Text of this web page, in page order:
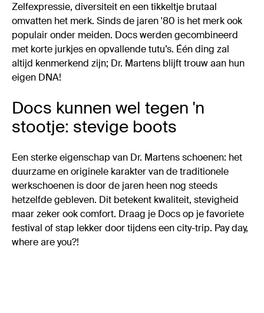
Zelfexpressie, diversiteit en een tikkeltje brutaal
omvatten het merk. Sinds de jaren '80 is het merk ook
populair onder meiden. Docs werden gecombineerd
met korte jurkjes en opvallende tutu’s. Één ding zal
altijd kenmerkend zijn; Dr. Martens blijft trouw aan hun
eigen DNA!
Docs kunnen wel tegen 'n
stootje: stevige boots
Een sterke eigenschap van Dr. Martens schoenen: het
duurzame en originele karakter van de traditionele
werkschoenen is door de jaren heen nog steeds
hetzelfde gebleven. Dit betekent kwaliteit, stevigheid
maar zeker ook comfort. Draag je Docs op je favoriete
festival of stap lekker door tijdens een city-trip. Pay day,
where are you?!